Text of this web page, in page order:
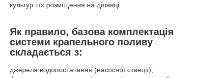
культур і їх розміщення на ділянці.
Як правило, базова комплектація
системи крапельного поливу
складається з:
джерела водопостачання (насосної станції);